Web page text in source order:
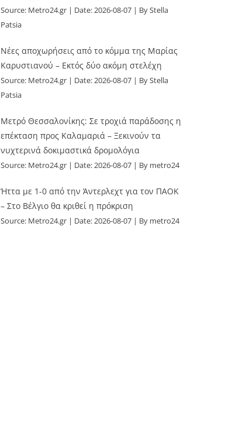
Source: Metro24.gr Date: 2026-08-07
By Stella
Patsia
Νέες αποχωρήσεις από το κόμμα της Μαρίας
Καρυστιανού – Εκτός δύο ακόμη στελέχη
Source: Metro24.gr Date: 2026-08-07
By Stella
Patsia
Μετρό Θεσσαλονίκης: Σε τροχιά παράδοσης η
επέκταση προς Καλαμαριά – Ξεκινούν τα
νυχτερινά δοκιμαστικά δρομολόγια
Source: Metro24.gr Date: 2026-08-07 By metro24
Ήττα με 1-0 από την Άντερλεχτ για τον ΠΑΟΚ
– Στο Βέλγιο θα κριθεί η πρόκριση
Source: Metro24.gr Date: 2026-08-07 By metro24